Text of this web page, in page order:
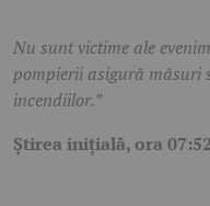
Nu sunt victime ale
pompierii asigură măsuri
incendiilor.”
Știrea inițială, ora 07:52